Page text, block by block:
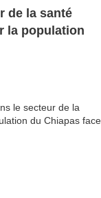
de la santé
la population